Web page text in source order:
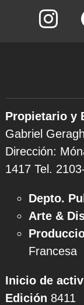
instagram
Propietario y
Gabriel
Dirección:
1417 Tel.
Depto.
Arte &
Francesa
Inicio de
Edición 8411